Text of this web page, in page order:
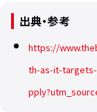
出典・参考
https://
th-as-it-